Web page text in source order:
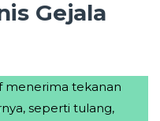
Gejala
menerima tekanan
seperti tulang,